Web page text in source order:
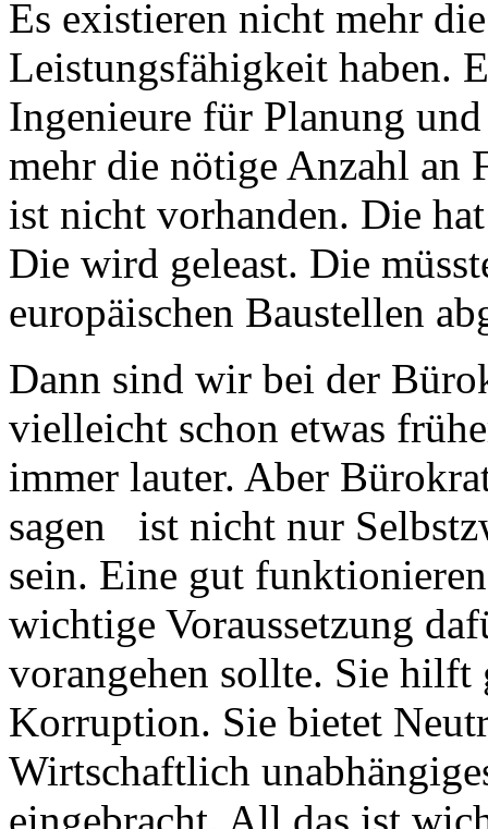
Es existieren nicht mehr
Leistungsfähigkeit haben.
Ingenieure für Planung
mehr die nötige Anzahl an
ist nicht vorhanden. Die
Die wird geleast. Die
europäischen Baustellen
Dann sind wir bei der
vielleicht schon etwas
immer lauter. Aber
sagen ist nicht nur
sein. Eine gut
wichtige Voraussetzung
vorangehen sollte. Sie hilft
Korruption. Sie bietet
Wirtschaftlich